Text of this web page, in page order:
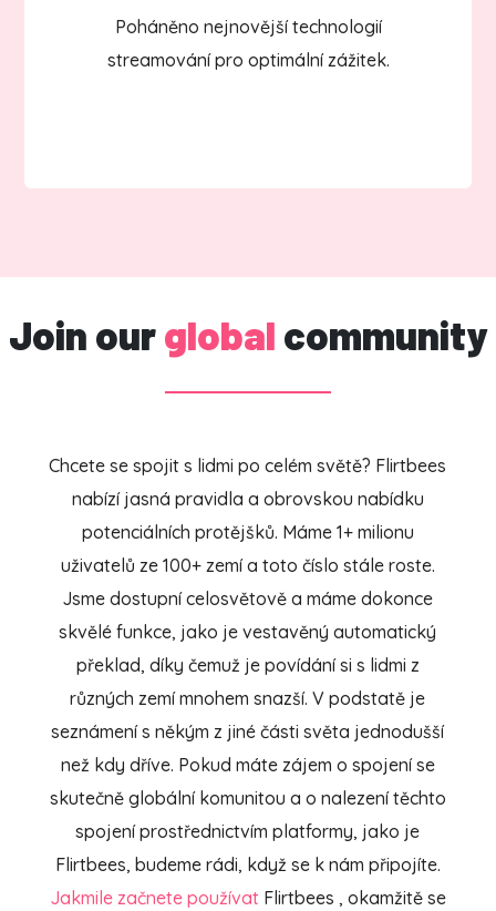
Poháněno nejnovější technologií
streamování pro optimální zážitek.
Join ourglobal community
Chcete se spojit s lidmi po celém světě? Flirtbees
nabízí jasná pravidla a obrovskou nabídku
potenciálních protějšků. Máme 1+ milionu
uživatelů ze 100+ zemí a toto číslo stále roste.
Jsme dostupní celosvětově a máme dokonce
skvělé funkce, jako je vestavěný automatický
překlad, díky čemuž je povídání si s lidmi z
různých zemí mnohem snazší. V podstatě je
seznámení s někým z jiné části světa jednodušší
než kdy dříve. Pokud máte zájem o spojení se
skutečně globální komunitou a o nalezení těchto
spojení prostřednictvím platformy, jako je
Flirtbees, budeme rádi, když se k nám připojíte.
Jakmile začnete používat Flirtbees , okamžitě se